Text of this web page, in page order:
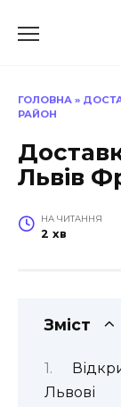
до
ГОЛОВНА »
РАЙОН
Львів
НА ЧИТАННЯ
2 хв
Зміст
Львові